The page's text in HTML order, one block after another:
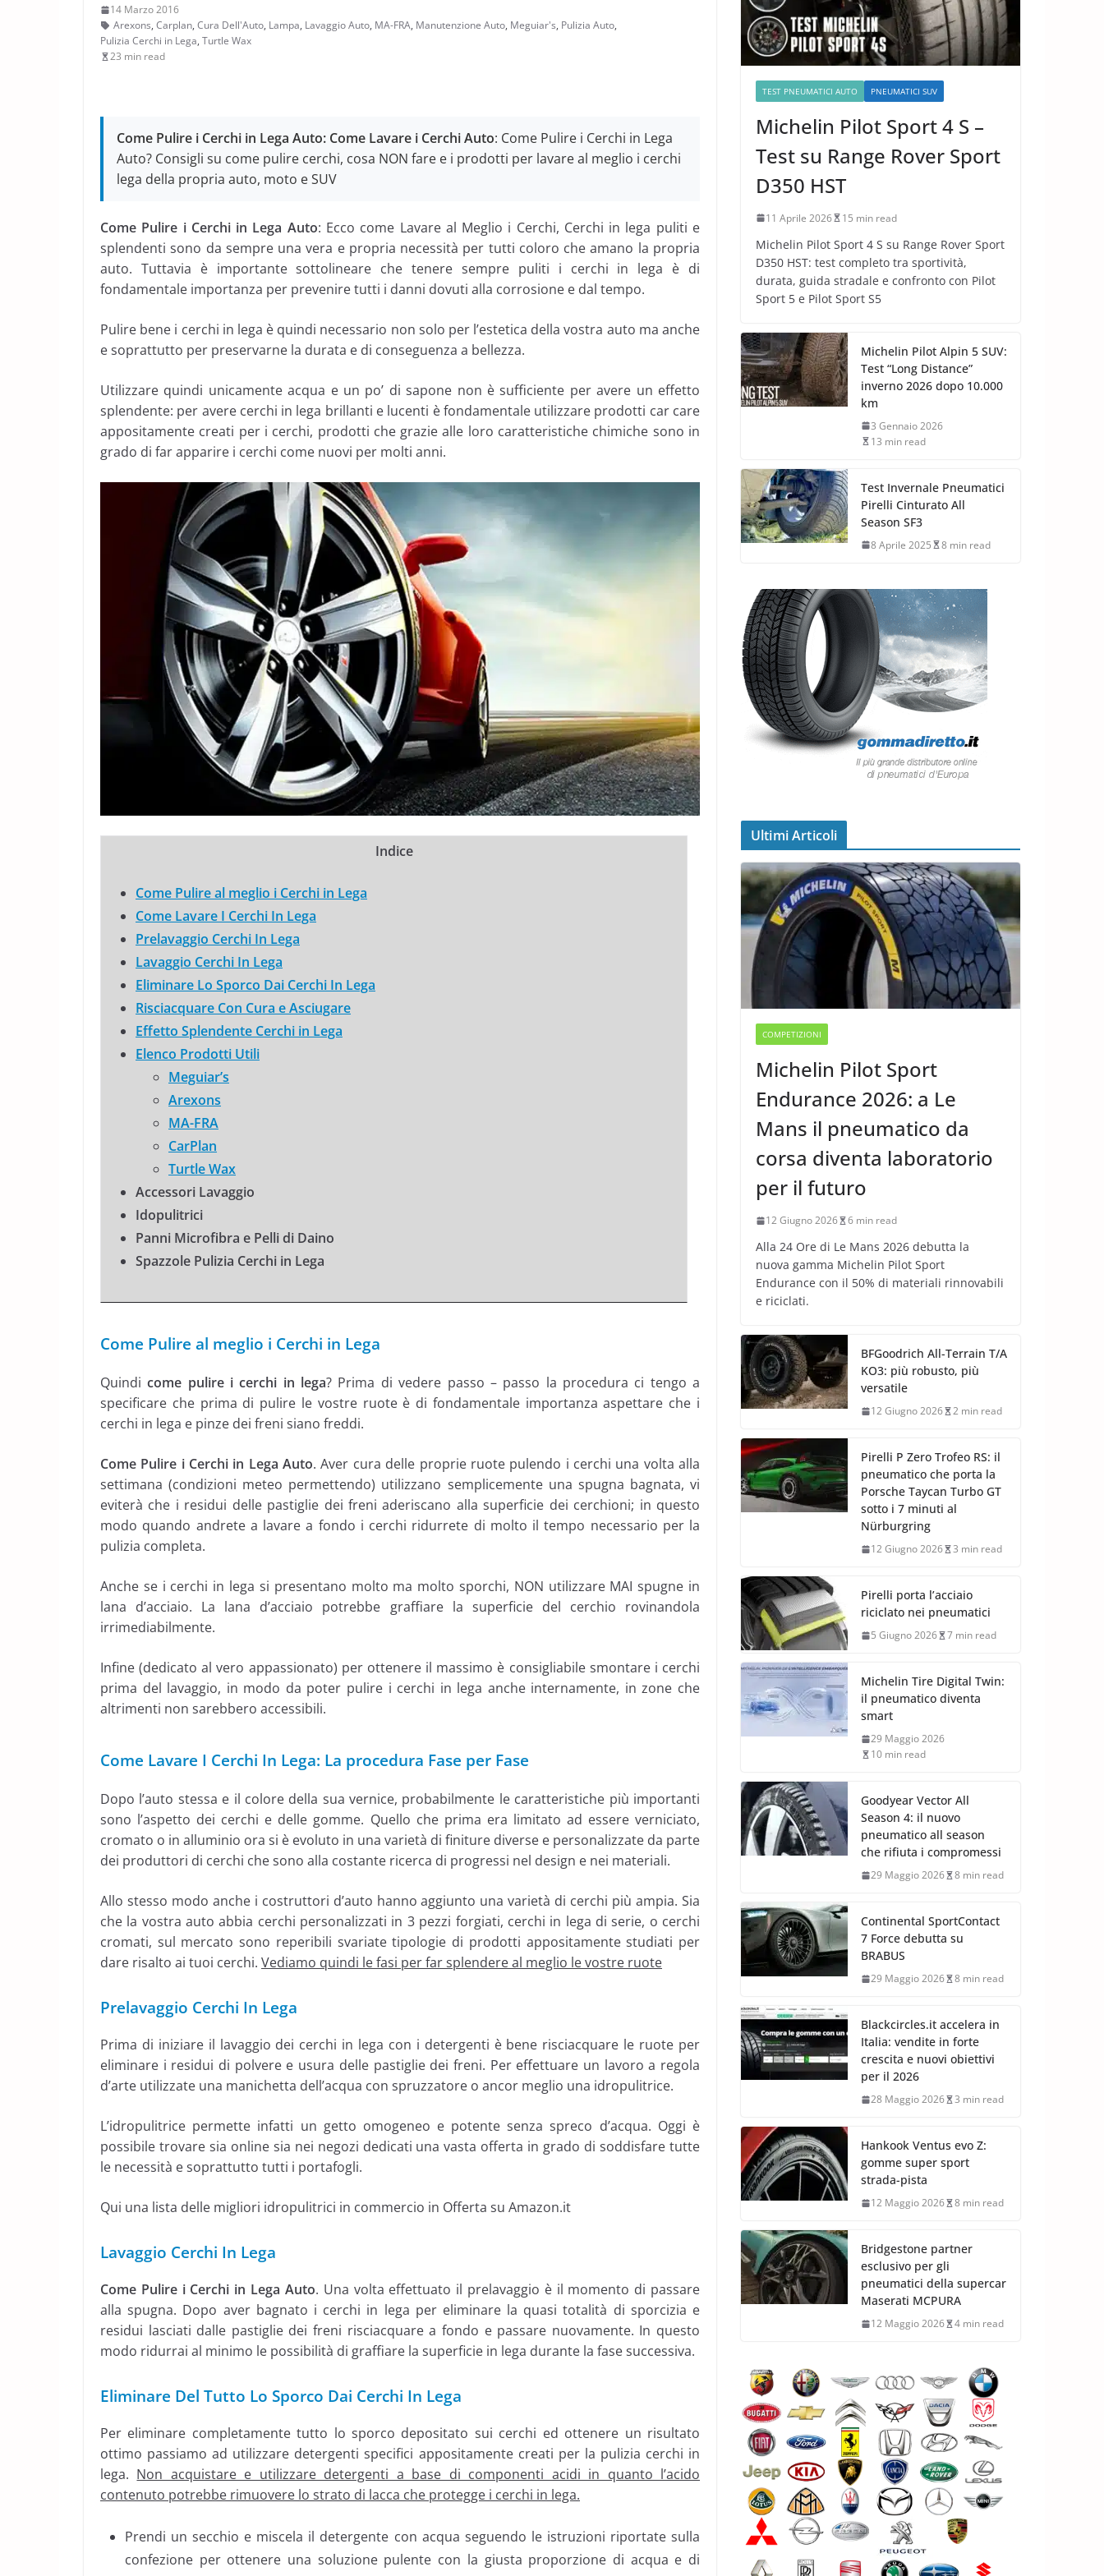
14 Marzo 2016
Arexons, Carplan, Cura Dell'Auto, Lampa, Lavaggio Auto, MA-FRA, Manutenzione Auto, Meguiar's, Pulizia Auto,
Pulizia Cerchi in Lega, Turtle Wax
23 min read
Come Pulire i Cerchi in Lega Auto: Come Lavare i Cerchi Auto: Come Pulire i Cerchi in Lega
Auto? Consigli su come pulire cerchi, cosa NON fare e i prodotti per lavare al meglio i cerchi
lega della propria auto, moto e SUV
Come Pulire i Cerchi in Lega Auto: Ecco come Lavare al Meglio i Cerchi, Cerchi in lega puliti e
splendenti sono da sempre una vera e propria necessità per tutti coloro che amano la propria
auto. Tuttavia è importante sottolineare che tenere sempre puliti i cerchi in lega è di
fondamentale importanza per prevenire tutti i danni dovuti alla corrosione e dal tempo.
Pulire bene i cerchi in lega è quindi necessario non solo per l’estetica della vostra auto ma anche
e soprattutto per preservarne la durata e di conseguenza a bellezza.
Utilizzare quindi unicamente acqua e un po’ di sapone non è sufficiente per avere un effetto
splendente: per avere cerchi in lega brillanti e lucenti è fondamentale utilizzare prodotti car care
appositamente creati per i cerchi, prodotti che grazie alle loro caratteristiche chimiche sono in
grado di far apparire i cerchi come nuovi per molti anni.
Indice
Come Pulire al meglio i Cerchi in Lega
Come Lavare I Cerchi In Lega
Prelavaggio Cerchi In Lega
Lavaggio Cerchi In Lega
Eliminare Lo Sporco Dai Cerchi In Lega
Risciacquare Con Cura e Asciugare
Effetto Splendente Cerchi in Lega
Elenco Prodotti Utili
Meguiar’s
Arexons
MA-FRA
CarPlan
Turtle Wax
Accessori Lavaggio
Idopulitrici
Panni Microfibra e Pelli di Daino
Spazzole Pulizia Cerchi in Lega
Come Pulire al meglio i Cerchi in Lega
Quindicome pulire i cerchi in lega? Prima di vedere passo – passo la procedura ci tengo a
specificare che prima di pulire le vostre ruote è di fondamentale importanza aspettare che i
cerchi in lega e pinze dei freni siano freddi.
Come Pulire i Cerchi in Lega Auto. Aver cura delle proprie ruote pulendo i cerchi una volta alla
settimana (condizioni meteo permettendo) utilizzano semplicemente una spugna bagnata, vi
eviterà che i residui delle pastiglie dei freni aderiscano alla superficie dei cerchioni; in questo
modo quando andrete a lavare a fondo i cerchi ridurrete di molto il tempo necessario per la
pulizia completa.
Anche se i cerchi in lega si presentano molto ma molto sporchi, NON utilizzare MAI spugne in
lana d’acciaio. La lana d’acciaio potrebbe graffiare la superficie del cerchio rovinandola
irrimediabilmente.
Infine (dedicato al vero appassionato) per ottenere il massimo è consigliabile smontare i cerchi
prima del lavaggio, in modo da poter pulire i cerchi in lega anche internamente, in zone che
altrimenti non sarebbero accessibili.
Come Lavare I Cerchi In Lega: La procedura Fase per Fase
Dopo l’auto stessa e il colore della sua vernice, probabilmente le caratteristiche più importanti
sono l’aspetto dei cerchi e delle gomme. Quello che prima era limitato ad essere verniciato,
cromato o in alluminio ora si è evoluto in una varietà di finiture diverse e personalizzate da parte
dei produttori di cerchi che sono alla costante ricerca di progressi nel design e nei materiali.
Allo stesso modo anche i costruttori d’auto hanno aggiunto una varietà di cerchi più ampia. Sia
che la vostra auto abbia cerchi personalizzati in 3 pezzi forgiati, cerchi in lega di serie, o cerchi
cromati, sul mercato sono reperibili svariate tipologie di prodotti appositamente studiati per
dare risalto ai tuoi cerchi. Vediamo quindi le fasi per far splendere al meglio le vostre ruote
Prelavaggio Cerchi In Lega
Prima di iniziare il lavaggio dei cerchi in lega con i detergenti è bene risciacquare le ruote per
eliminare i residui di polvere e usura delle pastiglie dei freni. Per effettuare un lavoro a regola
d’arte utilizzate una manichetta dell’acqua con spruzzatore o ancor meglio una idropulitrice.
L’idropulitrice permette infatti un getto omogeneo e potente senza spreco d’acqua. Oggi è
possibile trovare sia online sia nei negozi dedicati una vasta offerta in grado di soddisfare tutte
le necessità e soprattutto tutti i portafogli.
Qui una lista delle migliori idropulitrici in commercio in Offerta su Amazon.it
Lavaggio Cerchi In Lega
Come Pulire i Cerchi in Lega Auto. Una volta effettuato il prelavaggio è il momento di passare
alla spugna. Dopo aver bagnato i cerchi in lega per eliminare la quasi totalità di sporcizia e
residui lasciati dalle pastiglie dei freni risciacquare a fondo e passare nuovamente. In questo
modo ridurrai al minimo le possibilità di graffiare la superficie in lega durante la fase successiva.
Eliminare Del Tutto Lo Sporco Dai Cerchi In Lega
Per eliminare completamente tutto lo sporco depositato sui cerchi ed ottenere un risultato
ottimo passiamo ad utilizzare detergenti specifici appositamente creati per la pulizia cerchi in
lega. Non acquistare e utilizzare detergenti a base di componenti acidi in quanto l’acido
contenuto potrebbe rimuovere lo strato di lacca che protegge i cerchi in lega.
Prendi un secchio e miscela il detergente con acqua seguendo le istruzioni riportate sulla
confezione per ottenere una soluzione pulente con la giusta proporzione di acqua e di
TEST PNEUMATICI AUTO PNEUMATICI SUV
Michelin Pilot Sport 4 S –
Test su Range Rover Sport
D350 HST
11 Aprile 2026 15 min read
Michelin Pilot Sport 4 S su Range Rover Sport
D350 HST: test completo tra sportività,
durata, guida stradale e confronto con Pilot
Sport 5 e Pilot Sport S5
Michelin Pilot Alpin 5 SUV:
Test “Long Distance”
inverno 2026 dopo 10.000
km
3 Gennaio 2026
13 min read
Test Invernale Pneumatici
Pirelli Cinturato All
Season SF3
8 Aprile 2025 8 min read
Ultimi Articoli
COMPETIZIONI
Michelin Pilot Sport
Endurance 2026: a Le
Mans il pneumatico da
corsa diventa laboratorio
per il futuro
12 Giugno 2026 6 min read
Alla 24 Ore di Le Mans 2026 debutta la
nuova gamma Michelin Pilot Sport
Endurance con il 50% di materiali rinnovabili
e riciclati.
BFGoodrich All-Terrain T/A
KO3: più robusto, più
versatile
12 Giugno 2026 2 min read
Pirelli P Zero Trofeo RS: il
pneumatico che porta la
Porsche Taycan Turbo GT
sotto i 7 minuti al
Nürburgring
12 Giugno 2026 3 min read
Pirelli porta l’acciaio
riciclato nei pneumatici
5 Giugno 2026 7 min read
Michelin Tire Digital Twin:
il pneumatico diventa
smart
29 Maggio 2026
10 min read
Goodyear Vector All
Season 4: il nuovo
pneumatico all season
che rifiuta i compromessi
29 Maggio 2026 8 min read
Continental SportContact
7 Force debutta su
BRABUS
29 Maggio 2026 8 min read
Blackcircles.it accelera in
Italia: vendite in forte
crescita e nuovi obiettivi
per il 2026
28 Maggio 2026 3 min read
Hankook Ventus evo Z:
gomme super sport
strada-pista
12 Maggio 2026 8 min read
Bridgestone partner
esclusivo per gli
pneumatici della supercar
Maserati MCPURA
12 Maggio 2026 4 min read